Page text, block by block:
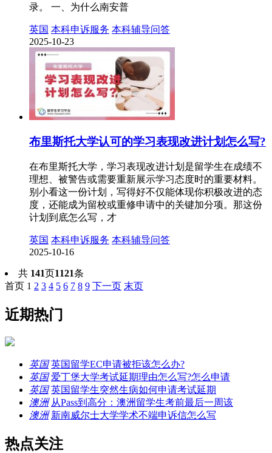
录。 一、为什么南安普
英国 本科申诉服务 本科辅导问答
2025-10-23
布里斯托大学认可的学习表现改进计划怎么写?
在布里斯托大学，学习表现改进计划是留学生在成绩不
理想、被警告或需要重新展示学习态度时的重要材料。
别小看这一份计划，写得好不仅能体现你积极改进的态
度，还能成为留校或重修申请中的关键加分项。那这份
计划到底怎么写，才
英国 本科申诉服务 本科辅导问答
2025-10-16
共 141页1121条
首页 1 2 3 4 5 6 7 8 9 下一页 末页
近期热门
英国 英国留学EC申请被拒该怎么办?
英国 爱丁堡大学考试延期理由怎么写?怎么申请
英国 英国留学生突然生病如何申请考试延期
澳洲 从Pass到高分：澳洲留学生考前最后一周该
澳洲 新南威尔士大学学术不端申诉信怎么写
热点关注